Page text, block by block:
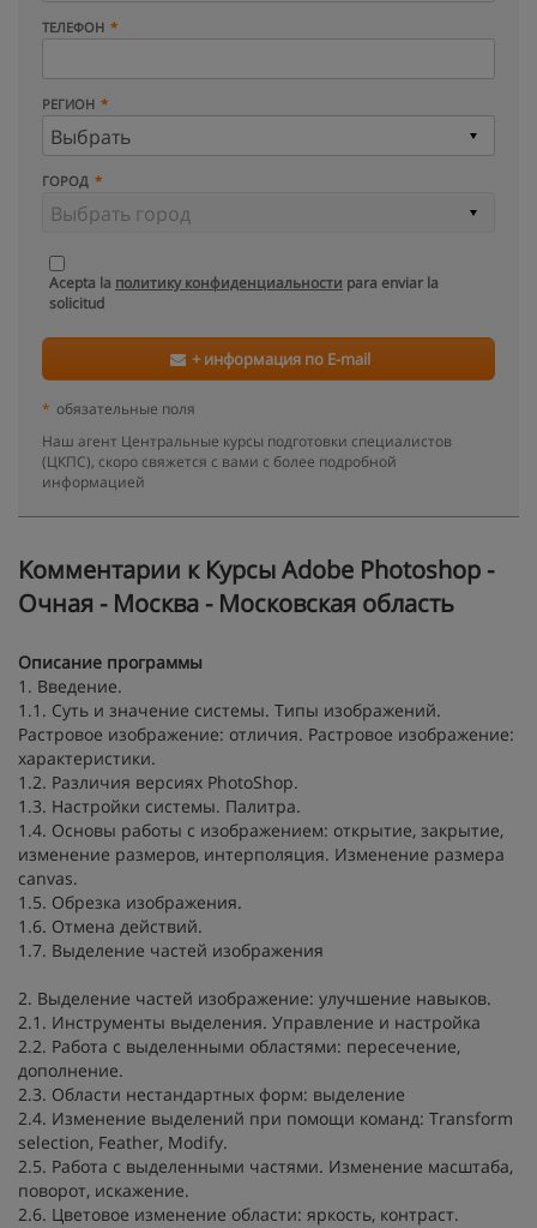
ТЕЛЕФОН
РЕГИОН
ГОРОД
Acepta la политику конфиденциальности para enviar la
solicitud
+ информация по E-mail
* обязательные поля
Наш агент Центральные курсы подготовки специалистов
(ЦКПС), скоро свяжется с вами с более подробной
информацией
Kомментарии к Курсы Adobe Photoshop -
Очная - Москва - Московская область
Описание программы
1. Введение.
1.1. Суть и значение системы. Типы изображений.
Растровое изображение: отличия. Растровое изображение:
характеристики.
1.2. Различия версиях PhotoShop.
1.3. Настройки системы. Палитра.
1.4. Основы работы с изображением: открытие, закрытие,
изменение размеров, интерполяция. Изменение размера
canvas.
1.5. Обрезка изображения.
1.6. Отмена действий.
1.7. Выделение частей изображения
2. Выделение частей изображение: улучшение навыков.
2.1. Инструменты выделения. Управление и настройка
2.2. Работа с выделенными областями: пересечение,
дополнение.
2.3. Области нестандартных форм: выделение
2.4. Изменение выделений при помощи команд: Transform
selection, Feather, Modify.
2.5. Работа с выделенными частями. Изменение масштаба,
поворот, искажение.
2.6. Цветовое изменение области: яркость, контраст.